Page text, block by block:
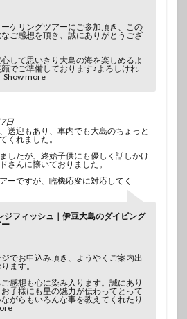
ケリングツアーにご参加頂き、この
ご感想を頂き、誠にありがとうござ
して思いきり大島の海を楽しめるよ
でご準備しております♪よろしけれ
Show more
日
送迎もあり、車内でも大島のちょっと
くれました。
したが、終始子供にも優しく話しかけ
さんに懐いておりました。
ーですが、臨機応変に対応してく
フィッシュ｜伊豆大島のダイビング
でお申込み頂き、ようやくご案内出
ます。
感想も心に染み入ります。誠にあり
子様にも星の魅力が伝わってとって
がらもいろんな事を教えてくれたり